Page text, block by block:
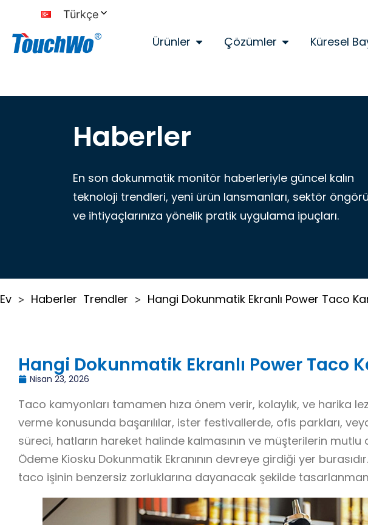
Türkçe
Ürünler Çözümler Küresel
Haberler
En son dokunmatik monitör haberleriyle güncel kalın
teknoloji trendleri, yeni ürün lansmanları, sektör
ve ihtiyaçlarınıza yönelik pratik uygulama ipuçları.
Ev > Haberler Trendler > Hangi Dokunmatik Ekranlı Power Taco
Hangi Dokunmatik Ekranlı Power Taco
Nisan 23, 2026
Taco kamyonları tamamen hıza önem verir, kolaylık, ve harika
verme konusunda başarılılar, ister festivallerde, ofis parkları,
süreci, hatların hareket halinde kalmasının ve müşterilerin mutlu
Ödeme Kiosku Dokunmatik Ekranının devreye girdiği yer
taco işinin benzersiz zorluklarına dayanacak şekilde